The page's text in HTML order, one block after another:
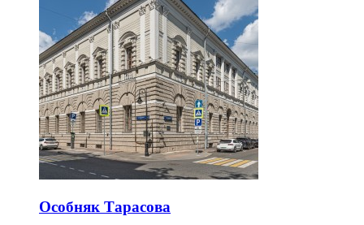
Особняк Тарасова